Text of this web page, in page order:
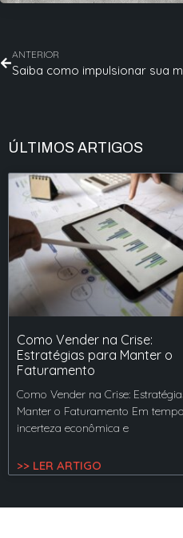
ANTERIOR
Saiba como impulsionar sua
ÚLTIMOS ARTIGOS
Como Vender na Crise:
Estratégias para Manter o
Faturamento
Como Vender na Crise:
Manter o Faturamento Em
incerteza econômica e
>> LER ARTIGO